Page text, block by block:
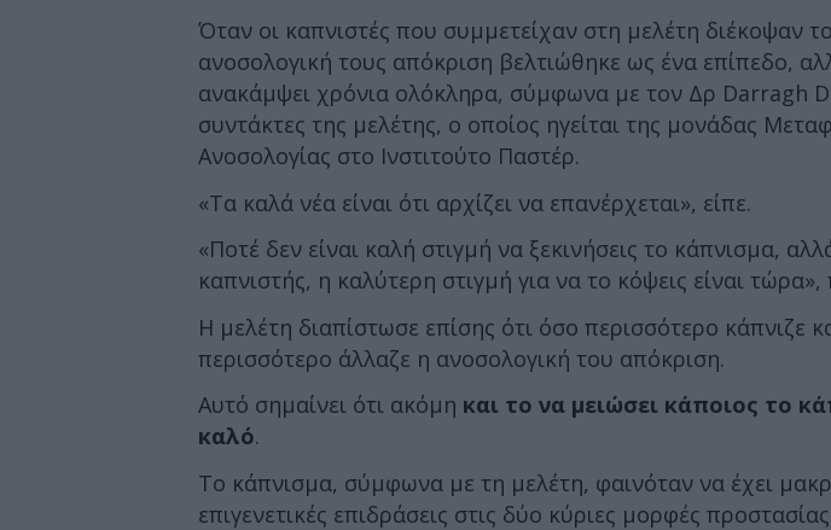
Όταν οι καπνιστές που συμμετείχαν στη μελέτη διέκοψαν
ανοσολογική τους απόκριση βελτιώθηκε ως ένα επίπεδο,
ανακάμψει χρόνια ολόκληρα, σύμφωνα με τον Δρ Darragh
συντάκτες της μελέτης, ο οποίος ηγείται της μονάδας
Ανοσολογίας στο Ινστιτούτο Παστέρ.
«Τα καλά νέα είναι ότι αρχίζει να επανέρχεται», είπε.
«Ποτέ δεν είναι καλή στιγμή να ξεκινήσεις το κάπνισμα,
καπνιστής, η καλύτερη στιγμή για να το κόψεις είναι
Η μελέτη διαπίστωσε επίσης ότι όσο περισσότερο κάπνιζε
περισσότερο άλλαζε η ανοσολογική του απόκριση.
Αυτό σημαίνει ότι ακόμη και το να μειώσει κάποιος το
καλό.
Το κάπνισμα, σύμφωνα με τη μελέτη, φαινόταν να έχει
επιγενετικές επιδράσεις στις δύο κύριες μορφές